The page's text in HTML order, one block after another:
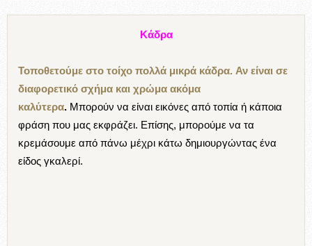
Κάδρα
Τοποθετούμε στο τοίχο πολλά μικρά κάδρα. Αν είναι σε
διαφορετικό σχήμα και χρώμα ακόμα
καλύτερα. Μπορούν να είναι εικόνες από τοπία ή κάποια
φράση που μας εκφράζει. Επίσης, μπορούμε να τα
κρεμάσουμε από πάνω μέχρι κάτω δημιουργώντας ένα
είδος γκαλερί.